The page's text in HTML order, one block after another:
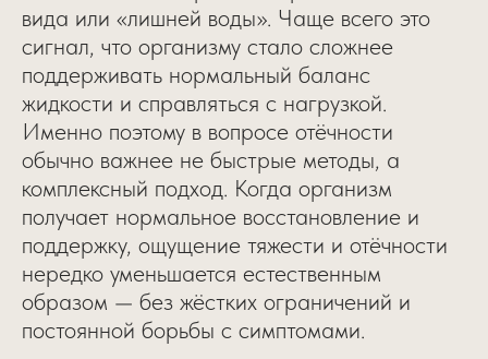
вида или «лишней воды». Чаще всего это
сигнал, что организму стало сложнее
поддерживать нормальный баланс
жидкости и справляться с нагрузкой.
Именно поэтому в вопросе отёчности
обычно важнее не быстрые методы, а
комплексный подход. Когда организм
получает нормальное восстановление и
поддержку, ощущение тяжести и отёчности
нередко уменьшается естественным
образом — без жёстких ограничений и
постоянной борьбы с симптомами.